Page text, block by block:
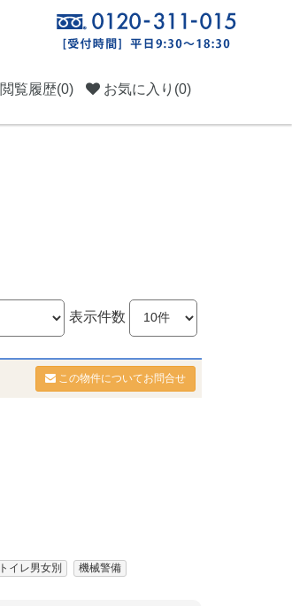
閲覧履歴(0) お気に入り (0)
表示件数
この物件についてお問合せ
トイレ男女別
機械警備